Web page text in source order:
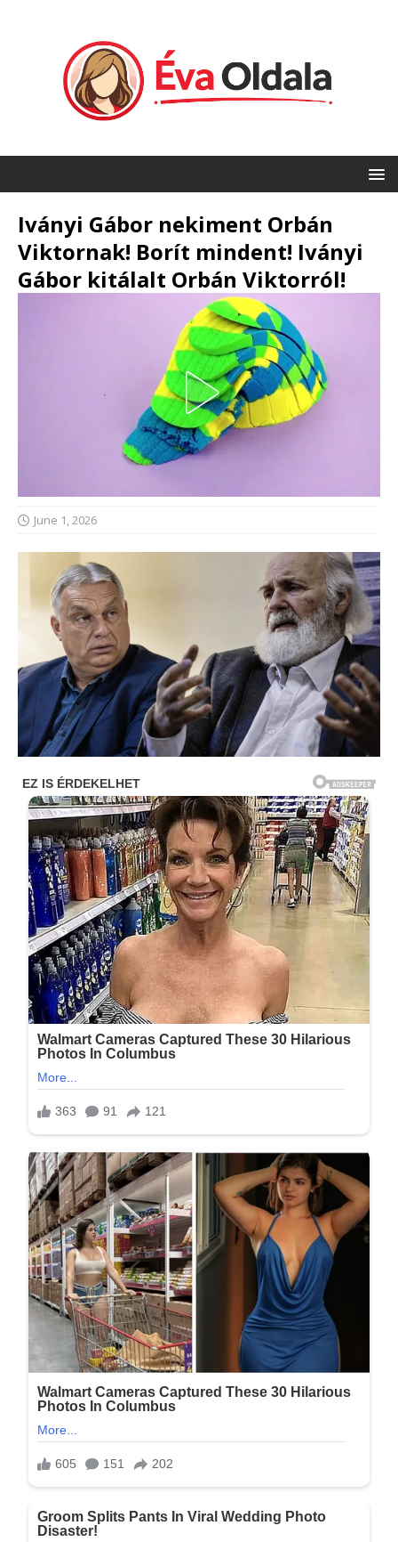
Iványi Gábor nekiment Orbán
Viktornak! Borít mindent! Iványi
Gábor kitálalt Orbán Viktorról!
June 1, 2026